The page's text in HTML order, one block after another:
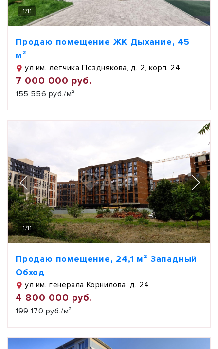
1/11
Продаю помещение ЖК Дыхание, 45
м²
ул им. лётчика Позднякова, д. 2, корп. 24
7 000 000 руб.
155 556 руб./м²
1/11
Продаю помещение, 24,1 м² Западный
Обход
ул им. генерала Корнилова, д. 24
4 800 000 руб.
199 170 руб./м²